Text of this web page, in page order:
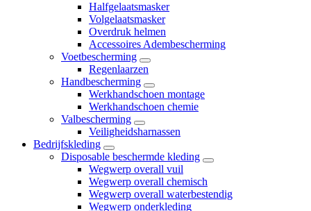
Halfgelaatsmasker
Volgelaatsmasker
Overdruk helmen
Accessoires Adembescherming
Voetbescherming
Regenlaarzen
Handbescherming
Werkhandschoen montage
Werkhandschoen chemie
Valbescherming
Veiligheidsharnassen
Bedrijfskleding
Disposable beschermde kleding
Wegwerp overall vuil
Wegwerp overall chemisch
Wegwerp overall waterbestendig
Wegwerp onderkleding